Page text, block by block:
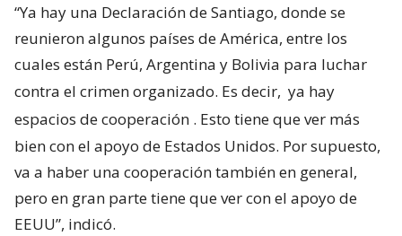
“Ya hay una Declaración de Santiago, donde se
reunieron algunos países de América, entre los
cuales están Perú, Argentina y Bolivia para luchar
contra el crimen organizado. Es decir, ya hay
espacios de cooperación . Esto tiene que ver más
bien con el apoyo de Estados Unidos. Por supuesto,
va a haber una cooperación también en general,
pero en gran parte tiene que ver con el apoyo de
EEUU”, indicó.